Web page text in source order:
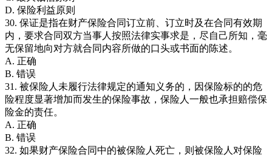
D. 保险利益原则
30. 保证是指在财产保险合同订立前、订立时及在合同有效期
内，要求合同双方当事人按照法律实事求是，尽自己所知，毫
无保留地向对方就合同内容所做的口头或书面的陈述。
A. 正确
B. 错误
31. 被保险人未履行法律规定的通知义务的，因保险标的的危
险程度显著增加而发生的保险事故，保险人一般也承担赔偿保
险金的责任。
A. 正确
B. 错误
32. 如果财产保险合同中的被保险人死亡，则被保险人对保险